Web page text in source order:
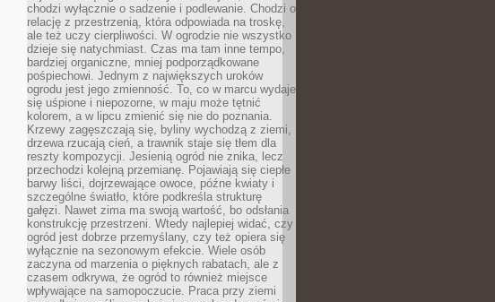
chodzi wyłącznie o sadzenie i podlewanie. Chodzi o
relację z przestrzenią, która odpowiada na troskę,
ale też uczy cierpliwości. W ogrodzie nie wszystko
dzieje się natychmiast. Czas ma tam inne tempo,
bardziej organiczne, mniej podporządkowane
pośpiechowi. Jednym z największych uroków
ogrodu jest jego zmienność. To, co w marcu wydaje
się uśpione i niepozorne, w maju może tętnić
kolorem, a w lipcu zmienić się nie do poznania.
Krzewy zagęszczają się, byliny wychodzą z ziemi,
drzewa rzucają cień, a trawnik staje się tłem dla
reszty kompozycji. Jesienią ogród nie znika, lecz
przechodzi kolejną przemianę. Pojawiają się ciepłe
barwy liści, dojrzewające owoce, późne kwiaty i
szczególne światło, które podkreśla strukturę
gałęzi. Nawet zima ma swoją wartość, bo odsłania
konstrukcję przestrzeni. Wtedy najlepiej widać, czy
ogród jest dobrze przemyślany, czy też opiera się
wyłącznie na sezonowym efekcie. Wiele osób
zaczyna od marzenia o pięknych rabatach, ale z
czasem odkrywa, że ogród to również miejsce
wpływające na samopoczucie. Praca przy ziemi